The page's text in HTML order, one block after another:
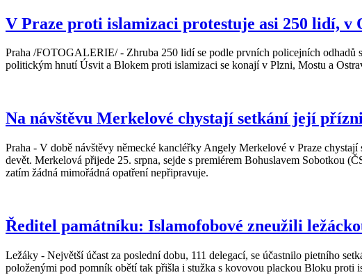
V Praze proti islamizaci protestuje asi 250 lidí, v
Praha /FOTOGALERIE/ - Zhruba 250 lidí se podle prvních policejních odhadů
politickým hnutí Úsvit a Blokem proti islamizaci se konají v Plzni, Mostu a
Na návštěvu Merkelové chystají setkání její
Praha - V době návštěvy německé kancléřky Angely Merkelové v Praze
devět. Merkelová přijede 25. srpna, sejde s premiérem Bohuslavem Sobotkou
zatím žádná mimořádná opatření nepřipravuje.
Ředitel památníku: Islamofobové zneužili
Ležáky - Největší účast za poslední dobu, 111 delegací, se účastnilo pietního
položenými pod pomník obětí tak přišla i stužka s kovovou plackou Bloku